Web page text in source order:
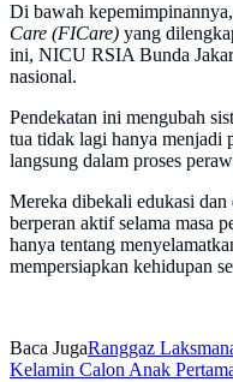
Di bawah
Care (FICare) yang
ini, NICU RSIA Bunda
nasional.
Pendekatan ini mengubah
tua tidak lagi hanya menjadi
langsung dalam proses
Mereka dibekali edukasi
berperan aktif selama masa
hanya tentang
mempersiapkan kehidupan
Baca JugaRanggaz
Kelamin Calon Anak